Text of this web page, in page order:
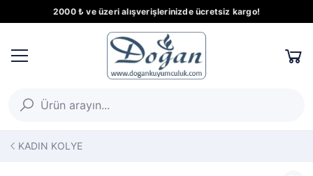
2000 ₺ ve üzeri alışverişlerinizde ücretsiz kargo!
KADIN KOLYE